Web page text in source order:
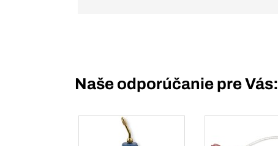
Naše odporúčanie pre Vás: